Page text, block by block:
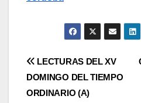
Navegación
de
LECTURAS DEL XV
DOMINGO DEL TIEMPO
ORDINARIO (A)